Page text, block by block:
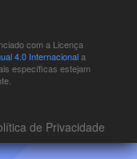
com a Licença
4.0 Internacionala
específicas estejam
de Privacidade